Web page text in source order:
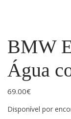
BMW
Água
69.00€
Disponível por